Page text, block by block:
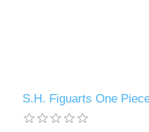
S.H. Figuarts One